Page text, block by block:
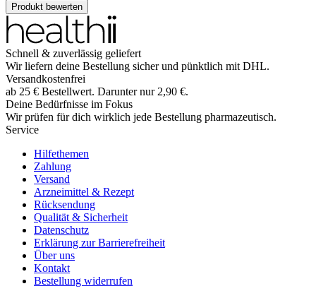
Produkt bewerten
Schnell & zuverlässig geliefert
Wir liefern deine Bestellung sicher und pünktlich mit DHL.
Versandkostenfrei
ab 25 € Bestellwert. Darunter nur 2,90 €.
Deine Bedürfnisse im Fokus
Wir prüfen für dich wirklich jede Bestellung pharmazeutisch.
Service
Hilfethemen
Zahlung
Versand
Arzneimittel & Rezept
Rücksendung
Qualität & Sicherheit
Datenschutz
Erklärung zur Barrierefreiheit
Über uns
Kontakt
Bestellung widerrufen